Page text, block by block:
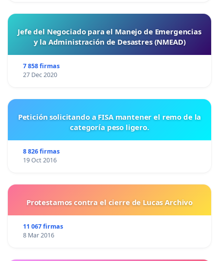
Jefe del Negociado para el Manejo de Emergencias
y la Administración de Desastres (NMEAD)
7 858 firmas
27 Dec 2020
Petición solicitando a FISA mantener el remo de la
categoría peso ligero.
8 826 firmas
19 Oct 2016
Protestamos contra el cierre de Lucas Archivo
11 067 firmas
8 Mar 2016